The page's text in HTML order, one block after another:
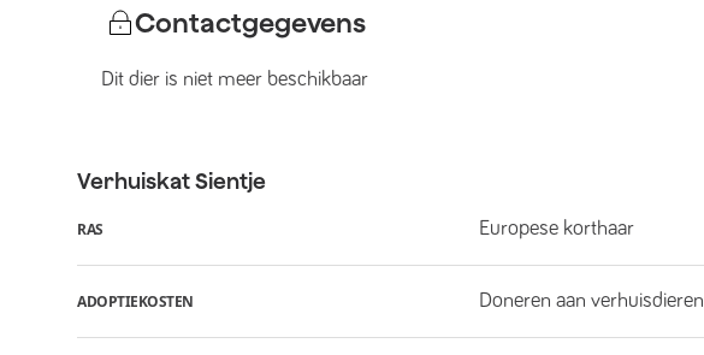
Contactgegevens
Dit dier is niet meer beschikbaar
VerhuiskatSientje
RAS Europese korthaar
ADOPTIEKOSTEN Doneren aan verhuisdieren